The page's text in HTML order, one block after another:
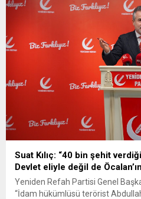
“refahı”...
Suat Kılıç: “40 bin şehit
Devlet eliyle değil de
Yeniden Refah Partisi Genel
“İdam hükümlüsü terörist Abdullah